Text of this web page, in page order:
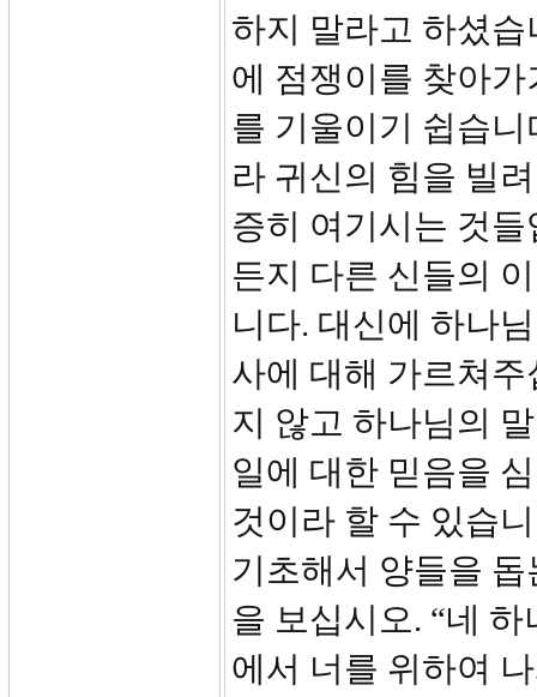
하지 말라고 하셨
에 점쟁이를 찾아
를 기울이기 쉽습
라 귀신의 힘을 빌
증히 여기시는 것
든지 다른 신들의
니다. 대신에 하나
사에 대해 가르쳐
지 않고 하나님의
일에 대한 믿음을
것이라 할 수 있습
기초해서 양들을
을 보십시오. “네
에서 너를 위하여